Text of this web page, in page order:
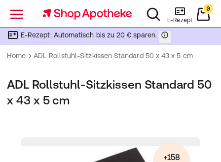
Menü E-Rezept
0
E-Rezept: Automatisch bis zu 20 € sparen.
Home ADL Rollstuhl-Sitzkissen Standard 50 x 43 x 5 cm
ADL Rollstuhl-Sitzkissen Standard 50
x 43 x 5 cm
+158